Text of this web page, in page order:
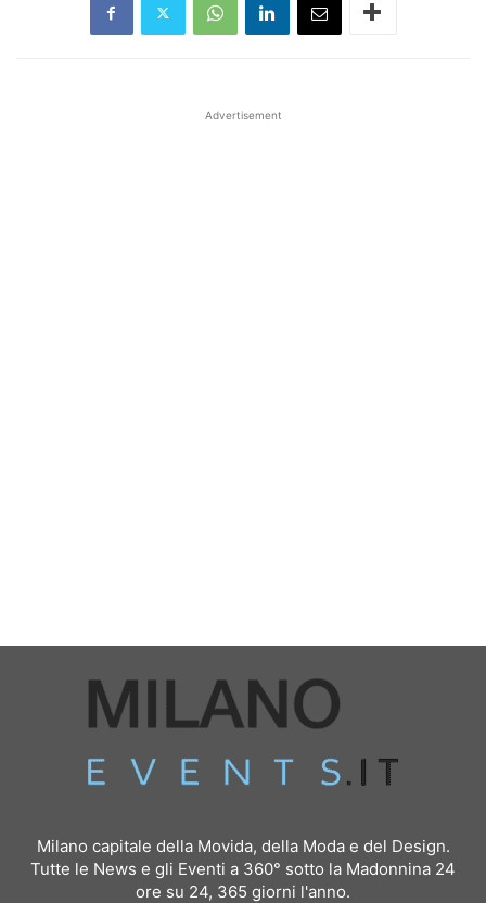
Advertisement
Milano capitale della Movida, della Moda e del Design.
Tutte le News e gli Eventi a 360° sotto la Madonnina 24
ore su 24, 365 giorni l'anno.